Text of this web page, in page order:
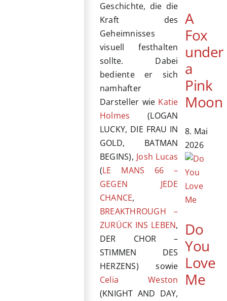
Geschichte, die die
Kraft des
Geheimnisses
visuell festhalten
sollte. Dabei
bediente er sich
namhafter
Darsteller wie Katie
Holmes (LOGAN
LUCKY, DIE FRAU IN
GOLD, BATMAN
BEGINS), Josh Lucas
(LE MANS 66 –
GEGEN JEDE
CHANCE,
BREAKTHROUGH –
ZURÜCK INS LEBEN,
DER CHOR –
STIMMEN DES
HERZENS) sowie
Celia Weston
(KNIGHT AND DAY,
A
Fox
under
a
Pink
Moon
8. Mai
2026
Do
You
Love
Me